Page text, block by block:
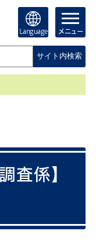
Language メニュー
サイト内検索
査係】